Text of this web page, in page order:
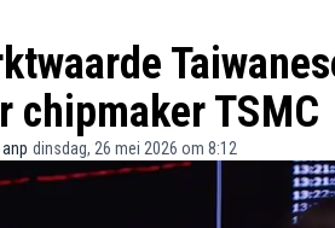
chipmaker TSMC
anp dinsdag, 26 mei 2026 om 8:12